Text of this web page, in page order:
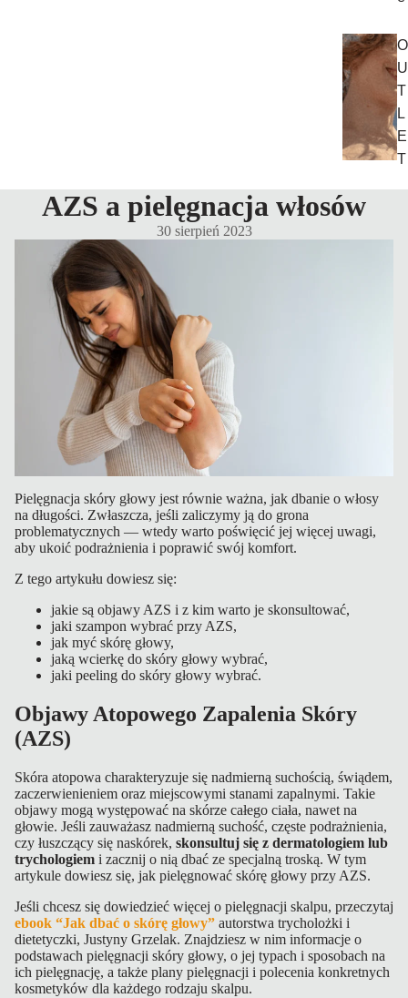
O
U
T
L
E
T
AZS a pielęgnacja włosów
30 sierpień 2023
Pielęgnacja skóry głowy jest równie ważna, jak dbanie o włosy
na długości. Zwłaszcza, jeśli zaliczymy ją do grona
problematycznych — wtedy warto poświęcić jej więcej uwagi,
aby ukoić podrażnienia i poprawić swój komfort.
Z tego artykułu dowiesz się:
jakie są objawy AZS i z kim warto je skonsultować,
jaki szampon wybrać przy AZS,
jak myć skórę głowy,
jaką wcierkę do skóry głowy wybrać,
jaki peeling do skóry głowy wybrać.
Objawy Atopowego Zapalenia Skóry
(AZS)
Skóra atopowa charakteryzuje się nadmierną suchością, świądem,
zaczerwienieniem oraz miejscowymi stanami zapalnymi. Takie
objawy mogą występować na skórze całego ciała, nawet na
głowie. Jeśli zauważasz nadmierną suchość, częste podrażnienia,
czy łuszczący się naskórek, skonsultuj się z dermatologiem lub
trychologiem i zacznij o nią dbać ze specjalną troską. W tym
artykule dowiesz się, jak pielęgnować skórę głowy przy AZS.
Jeśli chcesz się dowiedzieć więcej o pielęgnacji skalpu, przeczytaj
ebook “Jak dbać o skórę głowy” autorstwa trycholożki i
dietetyczki, Justyny Grzelak. Znajdziesz w nim informacje o
podstawach pielęgnacji skóry głowy, o jej typach i sposobach na
ich pielęgnację, a także plany pielęgnacji i polecenia konkretnych
kosmetyków dla każdego rodzaju skalpu.